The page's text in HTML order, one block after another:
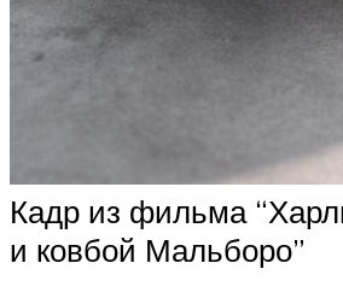
Кадр из фильма
и ковбой Мальборо”